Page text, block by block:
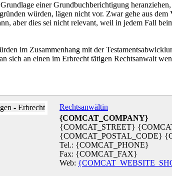
einer Grundbuchberichtigung
würden, lägen nicht vor. Zwar gehe aus
aber dies sei nicht relevant, weil in jedem Fall
im Zusammenhang mit der
sich an einen im Erbrecht tätigen Rechtsanwalt
Rechtsanwältin
{COMCAT_COMPANY}
{COMCAT_STREET}
{COMCAT_POSTAL_CODE}
Tel.: {COMCAT_PHONE}
Fax: {COMCAT_FAX}
Web: